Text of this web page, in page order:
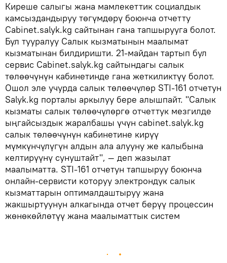
Киреше салыгы жана мамлекеттик социалдык
камсыздандыруу төгүмдөрү боюнча отчетту
Cabinet.salyk.kg сайтынан гана тапшырууга болот.
Бул тууралуу Салык кызматынын маалымат
кызматынан билдиришти. 21-майдан тартып бул
сервис Cabinet.salyk.kg сайтындагы салык
төлөөчүнүн кабинетинде гана жеткиликтүү болот.
Ошол эле учурда салык төлөөчүлөр STI-161 отчетун
Salyk.kg порталы аркылуу бере алышпайт. "Салык
кызматы салык төлөөчүлөргө отчеттук мезгилде
ыңгайсыздык жаралбашы үчүн cabinet.salyk.kg
салык төлөөчүнүн кабинетине кирүү
мүмкүнчүлүгүн алдын ала алууну же калыбына
келтирүүнү сунуштайт", — деп жазылат
маалыматта. STI-161 отчетун тапшыруу боюнча
онлайн-сервисти которуу электрондук салык
кызматтарын оптималдаштыруу жана
жакшыртуунун алкагында отчет берүү процессин
жөнөкөйлөтүү жана маалыматтык систем